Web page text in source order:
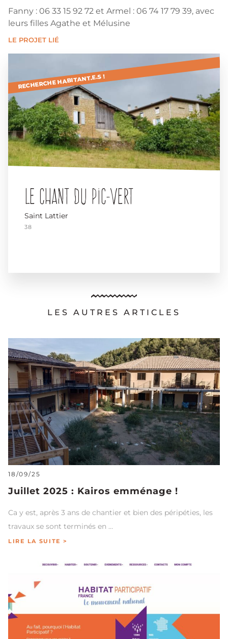
Fanny : 06 33 15 92 72 et Armel : 06 74 17 79 39, avec
leurs filles Agathe et Mélusine
LE PROJET LIÉ
RECHERCHE HABITANT.E.S !
Le Chant du Pic-Vert
Saint Lattier
38
LES AUTRES ARTICLES
18/09/25
Juillet 2025 : Kairos emménage !
Ca y est, après 3 ans de chantier et bien des péripéties, les
travaux se sont terminés en …
LIRE LA SUITE >